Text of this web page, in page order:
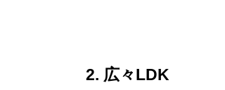
2 広々LDK